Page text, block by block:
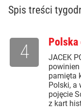
Spis treści
Polska
JACEK
pamięta
Polski, a
pojęcie
z kart
4